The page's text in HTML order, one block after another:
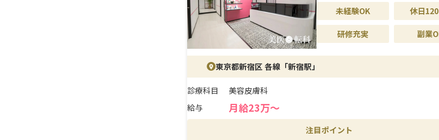
＜待遇＞
賞与は年2回（昨年実績4か月分）、インセンティブ制度も整っていま
年間休日125日とプライベートの時間も確保でき、社員割引や家族
診断・婦人科健診、社員旅行など福利厚生も充実。長く安心して働
場環境です。
未経験OK
休日
研修充実
副業
東京都新宿区 各線「新宿駅」
診療科目
美容皮膚科
給与
月給23万〜
注目ポイント